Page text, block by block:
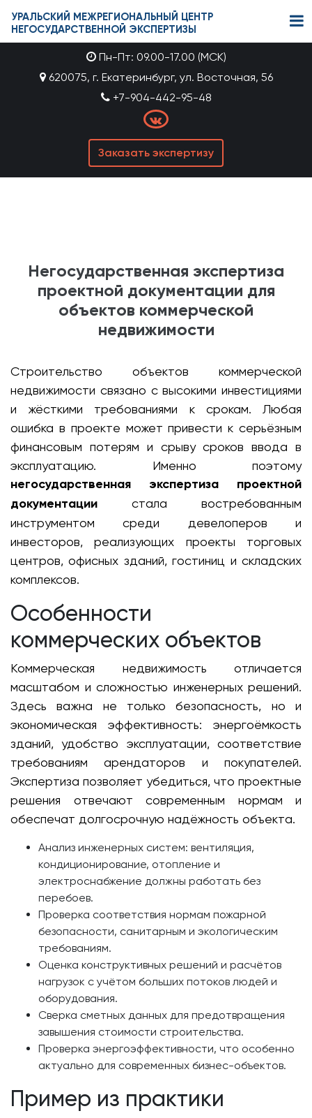
УРАЛЬСКИЙ МЕЖРЕГИОНАЛЬНЫЙ ЦЕНТР
НЕГОСУДАРСТВЕННОЙ ЭКСПЕРТИЗЫ
Пн-Пт: 09.00-17.00 (МСК)
620075, г. Екатеринбург, ул. Восточная, 56
+7-904-442-95-48
Заказать экспертизу
Негосударственная экспертиза
проектной документации для
объектов коммерческой
недвижимости
Строительство объектов коммерческой
недвижимости связано с высокими инвестициями
и жёсткими требованиями к срокам. Любая
ошибка в проекте может привести к серьёзным
финансовым потерям и срыву сроков ввода в
эксплуатацию. Именно поэтому
негосударственная экспертиза проектной
документации стала востребованным
инструментом среди девелоперов и
инвесторов, реализующих проекты торговых
центров, офисных зданий, гостиниц и складских
комплексов.
Особенности
коммерческих объектов
Коммерческая недвижимость отличается
масштабом и сложностью инженерных решений.
Здесь важна не только безопасность, но и
экономическая эффективность: энергоёмкость
зданий, удобство эксплуатации, соответствие
требованиям арендаторов и покупателей.
Экспертиза позволяет убедиться, что проектные
решения отвечают современным нормам и
обеспечат долгосрочную надёжность объекта.
Анализ инженерных систем: вентиляция,
кондиционирование, отопление и
электроснабжение должны работать без
перебоев.
Проверка соответствия нормам пожарной
безопасности, санитарным и экологическим
требованиям.
Оценка конструктивных решений и расчётов
нагрузок с учётом больших потоков людей и
оборудования.
Сверка сметных данных для предотвращения
завышения стоимости строительства.
Проверка энергоэффективности, что особенно
актуально для современных бизнес-объектов.
Пример из практики